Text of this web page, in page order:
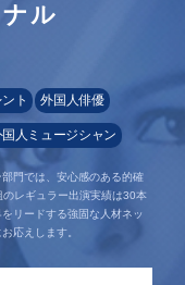
ル
ト 外国人俳優
国人ミュージシャン
門では、安心感のある的確
レギュラー出演実績は30本
リードする強固な人材ネッ
応えします。